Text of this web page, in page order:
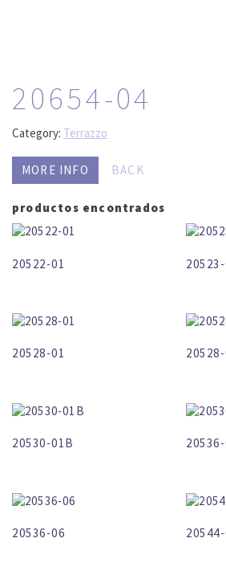
20654-04
Category: Terrazzo
MORE INFO BACK
productos encontrados
20522-01
20528-01
20530-01B
20536-06